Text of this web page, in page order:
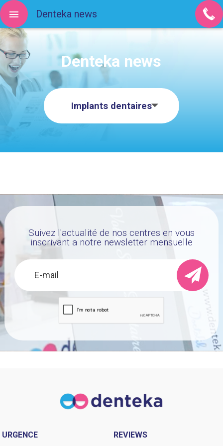
Denteka news
Implants dentaires
Suivez l'actualité de nos centres en vous
inscrivant a notre newsletter mensuelle
URGENCE REVIEWS
Denteka news